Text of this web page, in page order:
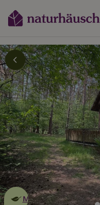
Dies ist ein
umweltschonendes
Naturhäuschen
Mehr erfahren